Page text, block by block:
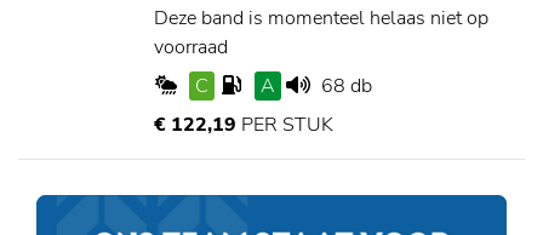
Deze band is momenteel helaas niet op
voorraad
C
A
68 db
€ 122,19 PER STUK